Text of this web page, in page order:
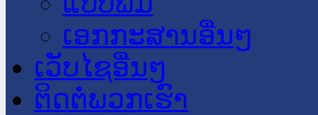
ເອກກະສານອື່ນໆ
ເວັບໄຊອື່ນໆ
ຕິດຕໍ່ພວກເຮົາ